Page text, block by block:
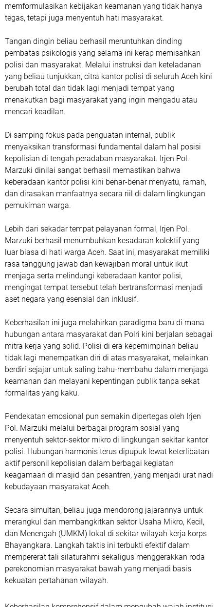
memformulasikan kebijakan keamanan yang tidak hanya
tegas, tetapi juga menyentuh hati masyarakat.
​Tangan dingin beliau berhasil meruntuhkan dinding
pembatas psikologis yang selama ini kerap memisahkan
polisi dan masyarakat. Melalui instruksi dan keteladanan
yang beliau tunjukkan, citra kantor polisi di seluruh Aceh kini
berubah total dan tidak lagi menjadi tempat yang
menakutkan bagi masyarakat yang ingin mengadu atau
mencari keadilan.
​Di samping fokus pada penguatan internal, publik
menyaksikan transformasi fundamental dalam hal posisi
kepolisian di tengah peradaban masyarakat. Irjen Pol.
Marzuki dinilai sangat berhasil memastikan bahwa
keberadaan kantor polisi kini benar-benar menyatu, ramah,
dan dirasakan manfaatnya secara riil di dalam lingkungan
pemukiman warga.
​Lebih dari sekadar tempat pelayanan formal, Irjen Pol.
Marzuki berhasil menumbuhkan kesadaran kolektif yang
luar biasa di hati warga Aceh. Saat ini, masyarakat memiliki
rasa tanggung jawab dan kewajiban moral untuk ikut
menjaga serta melindungi keberadaan kantor polisi,
mengingat tempat tersebut telah bertransformasi menjadi
aset negara yang esensial dan inklusif.
​Keberhasilan ini juga melahirkan paradigma baru di mana
hubungan antara masyarakat dan Polri kini berjalan sebagai
mitra kerja yang solid. Polisi di era kepemimpinan beliau
tidak lagi menempatkan diri di atas masyarakat, melainkan
berdiri sejajar untuk saling bahu-membahu dalam menjaga
keamanan dan melayani kepentingan publik tanpa sekat
formalitas yang kaku.
​Pendekatan emosional pun semakin dipertegas oleh Irjen
Pol. Marzuki melalui berbagai program sosial yang
menyentuh sektor-sektor mikro di lingkungan sekitar kantor
polisi. Hubungan harmonis terus dipupuk lewat keterlibatan
aktif personil kepolisian dalam berbagai kegiatan
keagamaan di masjid dan pesantren, yang menjadi urat nadi
kebudayaan masyarakat Aceh.
​Secara simultan, beliau juga mendorong jajarannya untuk
merangkul dan membangkitkan sektor Usaha Mikro, Kecil,
dan Menengah (UMKM) lokal di sekitar wilayah kerja korps
Bhayangkara. Langkah taktis ini terbukti efektif dalam
mempererat tali silaturahmi sekaligus menggerakkan roda
perekonomian masyarakat bawah yang menjadi basis
kekuatan pertahanan wilayah.